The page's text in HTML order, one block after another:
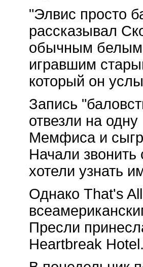
"Элвис просто
рассказывал
обычным
игравшим
который он
Запись
отвезли на
Мемфиса и
Начали
хотели узнать
Однако That's
Пресли
Heartbreak